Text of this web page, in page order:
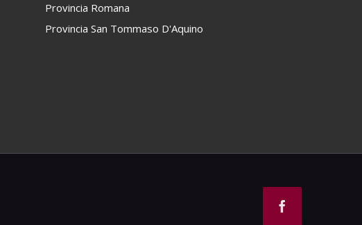
Provincia Romana
Provincia San Tommaso D'Aquino